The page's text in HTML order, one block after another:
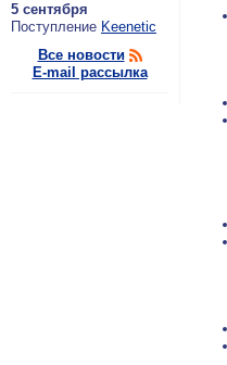
5 сентября
По­ступ­ле­ние Keenetic
Все новости
E-mail рассылка